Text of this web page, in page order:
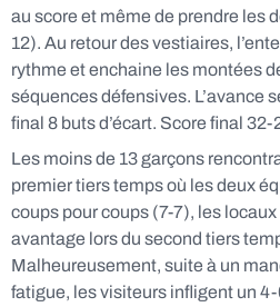
au score et même de prendre les
12). Au retour des vestiaires,
rythme et enchaine les montées
séquences défensives. L’avance
final 8 buts d’écart. Score final 32-
Les moins de 13 garçons
premier tiers temps où les deux
coups pour coups (7-7), les
avantage lors du second tiers
Malheureusement, suite à un
fatigue, les visiteurs infligent un